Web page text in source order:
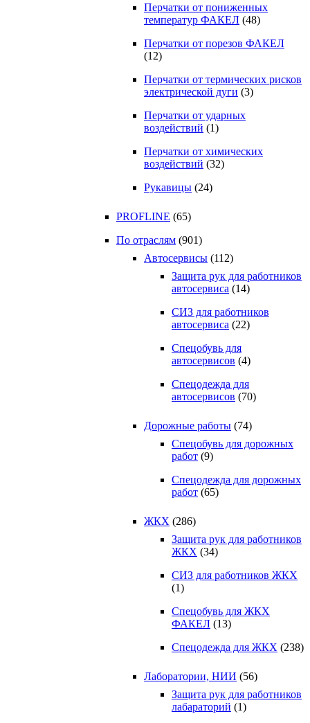
Перчатки от пониженных
температур ФАКЕЛ (48)
Перчатки от порезов ФАКЕЛ
(12)
Перчатки от термических рисков
электрической дуги (3)
Перчатки от ударных
воздействий (1)
Перчатки от химических
воздействий (32)
Рукавицы (24)
PROFLINE (65)
По отраслям (901)
Автосервисы (112)
Защита рук для работников
автосервиса (14)
СИЗ для работников
автосервиса (22)
Спецобувь для
автосервисов (4)
Спецодежда для
автосервисов (70)
Дорожные работы (74)
Спецобувь для дорожных
работ (9)
Спецодежда для дорожных
работ (65)
ЖКХ (286)
Защита рук для работников
ЖКХ (34)
СИЗ для работников ЖКХ
(1)
Спецобувь для ЖКХ
ФАКЕЛ (13)
Спецодежда для ЖКХ (238)
Лаборатории, НИИ (56)
Защита рук для работников
лабараторий (1)